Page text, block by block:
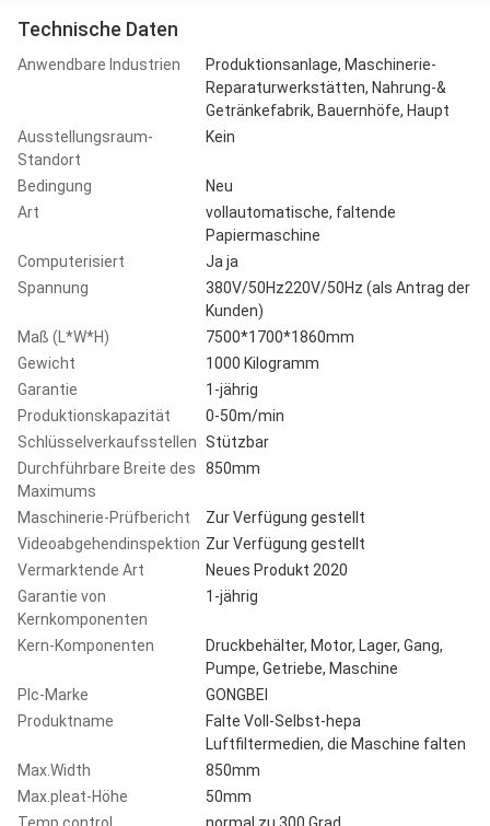
Technische Daten
Anwendbare Industrien
Produktionsanlage, Maschinerie-
Reparaturwerkstätten, Nahrung-&
Getränkefabrik, Bauernhöfe, Haupt
Ausstellungsraum-
Standort
Kein
Bedingung
Neu
Art
vollautomatische, faltende
Papiermaschine
Computerisiert
Ja ja
Spannung
380V/50Hz220V/50Hz (als Antrag der
Kunden)
Maß (L*W*H)
7500*1700*1860mm
Gewicht
1000 Kilogramm
Garantie
1-jährig
Produktionskapazität
0-50m/min
Schlüsselverkaufsstellen Stützbar
Durchführbare Breite des
Maximums
850mm
Maschinerie-Prüfbericht
Zur Verfügung gestellt
Videoabgehendinspektion Zur Verfügung gestellt
Vermarktende Art
Neues Produkt 2020
Garantie von
Kernkomponenten
1-jährig
Kern-Komponenten
Druckbehälter, Motor, Lager, Gang,
Pumpe, Getriebe, Maschine
Plc-Marke
GONGBEI
Produktname
Falte Voll-Selbst-hepa
Luftfiltermedien, die Maschine falten
Max.Width
850mm
Max.pleat-Höhe
50mm
Temp.control
normal zu 300 Grad